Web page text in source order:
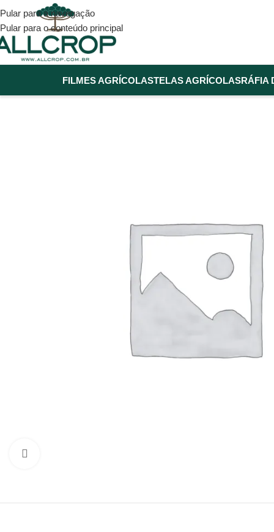
Pular para a navegação
Pular para o conteúdo principal
FILMES AGRÍCOLASTELAS AGRÍCOLASRÁFIA